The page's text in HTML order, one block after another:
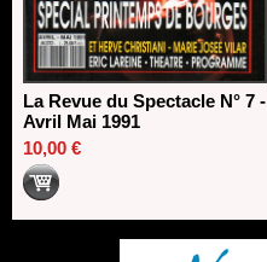
La Revue du Spectacle N° 7 -
Avril Mai 1991
10,00 €